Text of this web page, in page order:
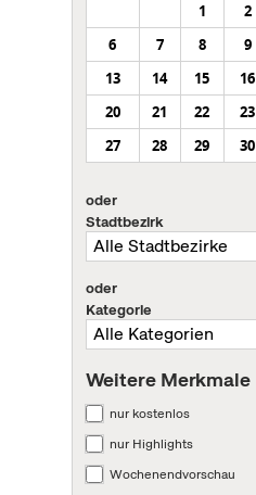
1
2
6
7 8 9
13
14 15 16
20
21 22 23
27
28 29 30
oder
Stadtbezirk
oder
Kategorie
Weitere Merkmale
nur kostenlos
nur Highlights
Wochenendvorschau